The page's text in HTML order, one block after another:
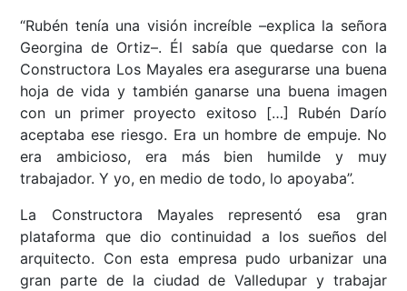
“Rubén tenía una visión increíble –explica la señora
Georgina de Ortiz–. Él sabía que quedarse con la
Constructora Los Mayales era asegurarse una buena
hoja de vida y también ganarse una buena imagen
con un primer proyecto exitoso […] Rubén Darío
aceptaba ese riesgo. Era un hombre de empuje. No
era ambicioso, era más bien humilde y muy
trabajador. Y yo, en medio de todo, lo apoyaba”.
La Constructora Mayales representó esa gran
plataforma que dio continuidad a los sueños del
arquitecto. Con esta empresa pudo urbanizar una
gran parte de la ciudad de Valledupar y trabajar